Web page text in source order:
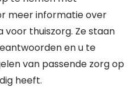
meer informatie over
thuiszorg. Ze staan
en u te
van passende zorg op
heeft.